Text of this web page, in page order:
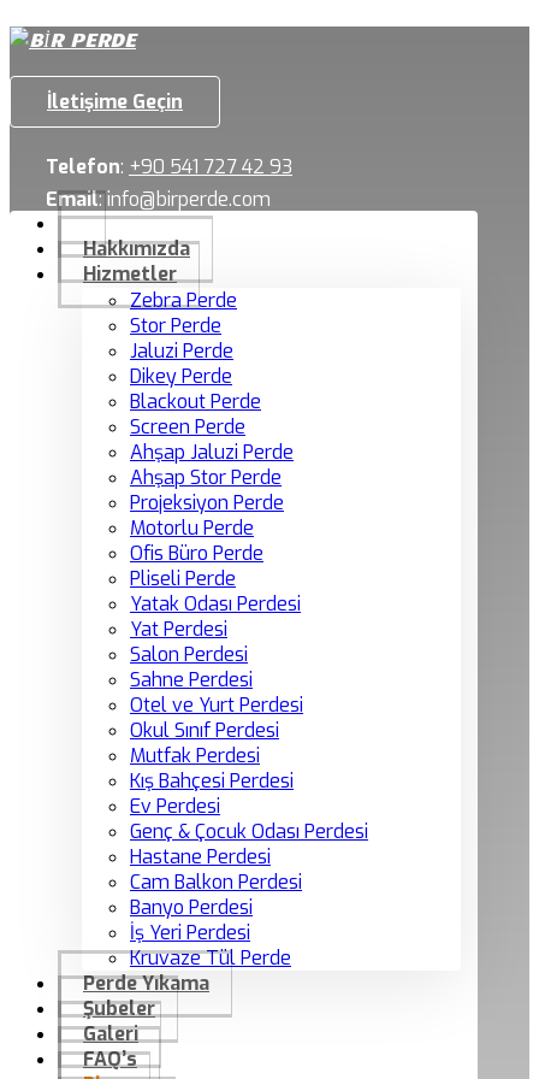
İletişime Geçin
Telefon: +90 541 727 42 93
Email:info@birperde.com
Hakkımızda
Hizmetler
Zebra Perde
Stor Perde
Jaluzi Perde
Dikey Perde
Blackout Perde
Screen Perde
Ahşap Jaluzi Perde
Ahşap Stor Perde
Projeksiyon Perde
Motorlu Perde
Ofis Büro Perde
Pliseli Perde
Yatak Odası Perdesi
Yat Perdesi
Salon Perdesi
Sahne Perdesi
Otel ve Yurt Perdesi
Okul Sınıf Perdesi
Mutfak Perdesi
Kış Bahçesi Perdesi
Ev Perdesi
Genç & Çocuk Odası Perdesi
Hastane Perdesi
Cam Balkon Perdesi
Banyo Perdesi
İş Yeri Perdesi
Kruvaze Tül Perde
Perde Yıkama
Şubeler
Galeri
FAQ’s